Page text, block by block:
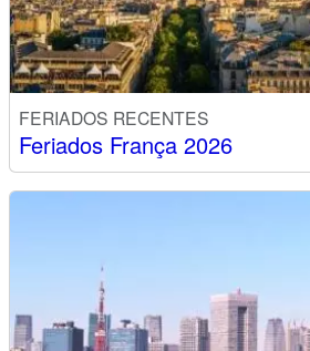
FERIADOS RECENTES
Feriados França 2026